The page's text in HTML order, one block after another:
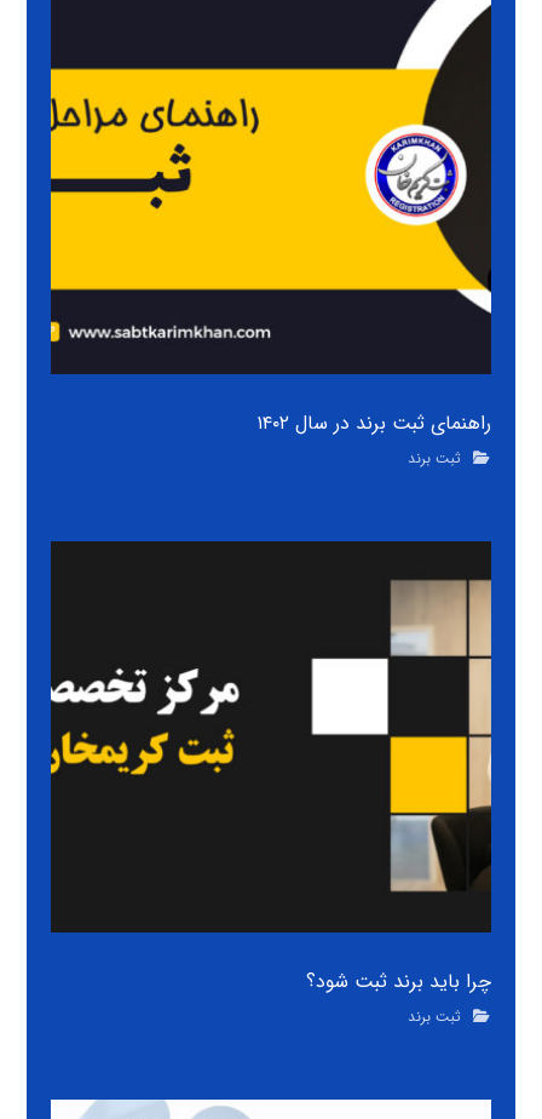
راهنمای ثبت برند در سال ۱۴۰۲
ثبت برند
چرا باید برند ثبت شود؟
ثبت برند